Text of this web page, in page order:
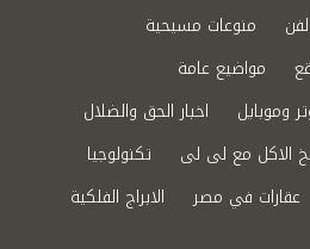
منوعات مسيحية
مواضيع عامة
وموبايل
اخبار الحق والضلال
الاكل مع لى لى
تكنولوجيا
عقارات في مصر
الابراج الفلكية